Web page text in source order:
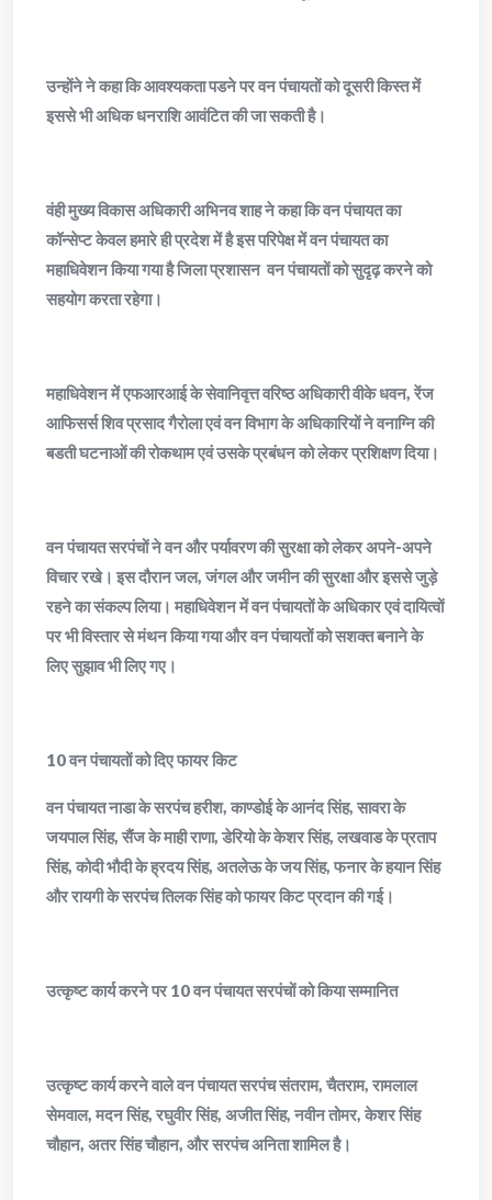
उन्होंने ने कहा कि आवश्यकता पडने पर वन पंचायतों को दूसरी किस्त में
इससे भी अधिक धनराशि आवंटित की जा सकती है।
वंही मुख्य विकास अधिकारी अभिनव शाह ने कहा कि वन पंचायत का
कॉन्सेप्ट केवल हमारे ही प्रदेश में है इस परिपेक्ष में वन पंचायत का
महाधिवेशन किया गया है जिला प्रशासन वन पंचायतों को सुदृढ़ करने को
सहयोग करता रहेगा।
महाधिवेशन में एफआरआई के सेवानिवृत्त वरिष्ठ अधिकारी वीके धवन, रेंज
आफिसर्स शिव प्रसाद गैरोला एवं वन विभाग के अधिकारियों ने वनाग्नि की
बडती घटनाओं की रोकथाम एवं उसके प्रबंधन को लेकर प्रशिक्षण दिया।
वन पंचायत सरपंचों ने वन और पर्यावरण की सुरक्षा को लेकर अपने-अपने
विचार रखे। इस दौरान जल, जंगल और जमीन की सुरक्षा और इससे जुड़े
रहने का संकल्प लिया। महाधिवेशन में वन पंचायतों के अधिकार एवं दायित्वों
पर भी विस्तार से मंथन किया गया और वन पंचायतों को सशक्त बनाने के
लिए सुझाव भी लिए गए।
10 वन पंचायतों को दिए फायर किट
वन पंचायत नाडा के सरपंच हरीश, काण्डोई के आनंद सिंह, सावरा के
जयपाल सिंह, सैंज के माही राणा, डेरियो के केशर सिंह, लखवाड के प्रताप
सिंह, कोदी भौदी के ह्रदय सिंह, अतलेऊ के जय सिंह, फनार के हयान सिंह
और रायगी के सरपंच तिलक सिंह को फायर किट प्रदान की गई।
उत्कृष्ट कार्य करने पर 10 वन पंचायत सरपंचों को किया सम्मानित
उत्कृष्ट कार्य करने वाले वन पंचायत सरपंच संतराम, चैतराम, रामलाल
सेमवाल, मदन सिंह, रघुवीर सिंह, अजीत सिंह, नवीन तोमर, केशर सिंह
चौहान, अतर सिंह चौहान, और सरपंच अनिता शामिल है।